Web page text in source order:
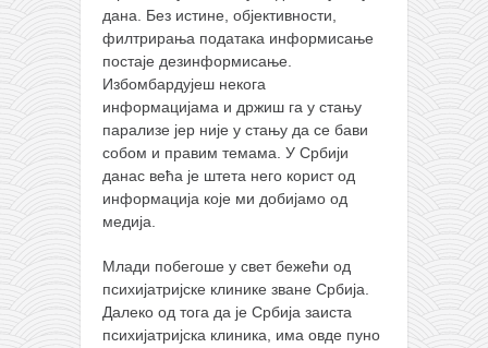
дана. Без истине, објективности,
филтрирања података информисање
постаје дезинформисање.
Избомбардујеш некога
информацијама и држиш га у стању
парализе јер није у стању да се бави
собом и правим темама. У Србији
данас већа је штета него корист од
информација које ми добијамо од
медија.
Млади побегоше у свет бежећи од
психијатријске клинике зване Србија.
Далеко од тога да је Србија заиста
психијатријска клиника, има овде пуно